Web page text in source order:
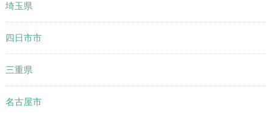
埼玉県
四日市市
三重県
名古屋市